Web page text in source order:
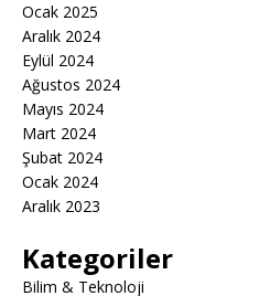
Ocak 2025
Aralık 2024
Eylül 2024
Ağustos 2024
Mayıs 2024
Mart 2024
Şubat 2024
Ocak 2024
Aralık 2023
Kategoriler
Bilim & Teknoloji